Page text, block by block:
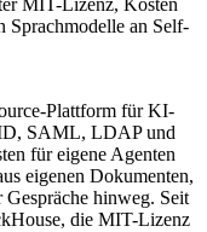
MIT-Lizenz, Kosten
Sprachmodelle an Self-
Plattform für KI-
SAML, LDAP und
für eigene Agenten
eigenen Dokumenten,
hinweg. Seit
die MIT-Lizenz